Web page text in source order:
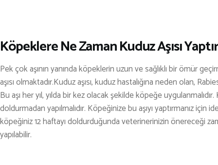
Köpeklere Ne Zaman Kuduz Aşısı
Pek çok aşının yanında köpeklerin uzun ve sağlıklı bir ömür
aşısı olmaktadır.Kuduz aşısı, kuduz hastalığına neden olan,
Bu aşı her yıl, yılda bir kez olacak şekilde köpeğe uygulanmalıdır.
doldurmadan yapılmalıdır. Köpeğinize bu aşıyı yaptırmanız için
köpeğiniz 12 haftayı doldurduğunda veterinerinizin önereceği
yapılabilir.